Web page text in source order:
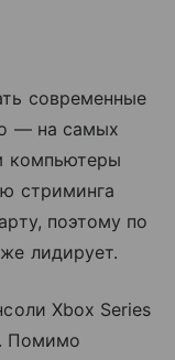
современные
— на самых
компьютеры
стриминга
поэтому по
лидирует.
Xbox Series
Помимо